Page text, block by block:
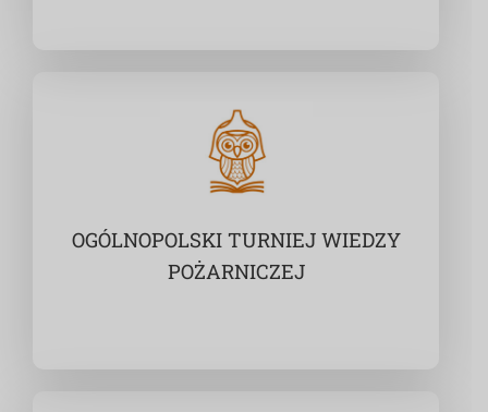
OGÓLNOPOLSKI TURNIEJ WIEDZY
POŻARNICZEJ